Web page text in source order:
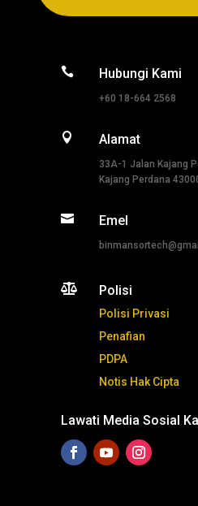
 Hubungi Kami
+60 18-664 2568
 Alamat
33A-1 Jalan Kajang
Kajang Perdana
 Emel
 Polisi
Polisi Privasi
Penafian
PDPA
Notis Hak Cipta
Lawati Media Sosial